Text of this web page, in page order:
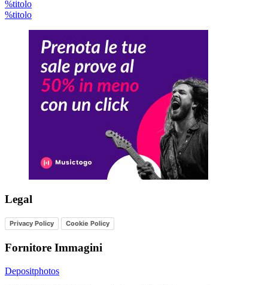
%titolo
%titolo
Legal
Privacy Policy Cookie Policy
Fornitore Immagini
Depositphotos